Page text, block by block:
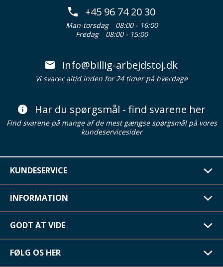
+45 96 74 20 30
Man-torsdag
08:00 - 16:00
Fredag
08:00 - 15:00
info@billig-arbejdstoj.dk
Vi svarer altid inden for 24 timer på hverdage
Har du spørgsmål - find svarene her
Find svarene på mange af de mest gængse spørgsmål på vores
kundeservicesider
KUNDESERVICE
INFORMATION
GODT AT VIDE
FØLG OS HER